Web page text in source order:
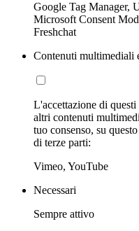
Google Tag Manager,
Microsoft Consent
Freshchat
Contenuti multimediali
L'accettazione di
altri contenuti
tuo consenso, su
di terze parti:
Vimeo, YouTube
Necessari
Sempre attivo